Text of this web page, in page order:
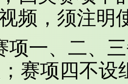
频，须注明
项一、二、
赛项四不